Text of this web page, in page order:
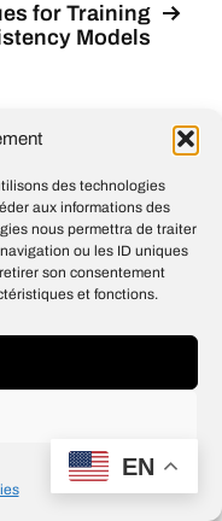
des technologies
aux informations des
nous permettra de traiter
ou les ID uniques
son consentement
et fonctions.
for Training
Models
EN